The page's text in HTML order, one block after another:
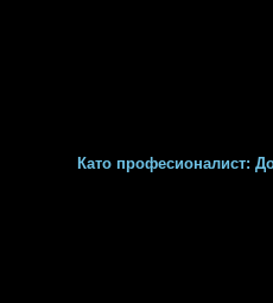
Като професионалист: